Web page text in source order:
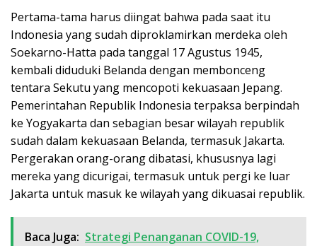
Pertama-tama harus diingat bahwa pada saat itu
Indonesia yang sudah diproklamirkan merdeka oleh
Soekarno-Hatta pada tanggal 17 Agustus 1945,
kembali diduduki Belanda dengan membonceng
tentara Sekutu yang mencopoti kekuasaan Jepang.
Pemerintahan Republik Indonesia terpaksa berpindah
ke Yogyakarta dan sebagian besar wilayah republik
sudah dalam kekuasaan Belanda, termasuk Jakarta.
Pergerakan orang-orang dibatasi, khususnya lagi
mereka yang dicurigai, termasuk untuk pergi ke luar
Jakarta untuk masuk ke wilayah yang dikuasai republik.
Baca Juga: Strategi Penanganan COVID-19,